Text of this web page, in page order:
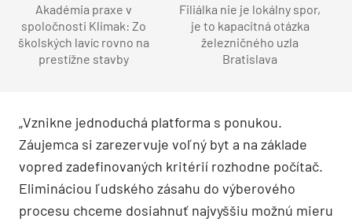
Akadémia praxe v
spoločnosti Klimak: Zo
školských lavíc rovno na
prestížne stavby
Filiálka nie je lokálny spor,
je to kapacitná otázka
železničného uzla
Bratislava
„Vznikne jednoduchá platforma s ponukou.
Záujemca si zarezervuje voľný byt a na základe
vopred zadefinovaných kritérií rozhodne počítač.
Elimináciou ľudského zásahu do výberového
procesu chceme dosiahnuť najvyššiu možnú mieru